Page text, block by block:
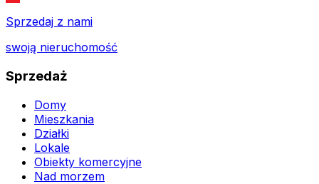
Sprzedaj z nami
swoją nieruchomość
Sprzedaż
Domy
Mieszkania
Działki
Lokale
Obiekty komercyjne
Nad morzem